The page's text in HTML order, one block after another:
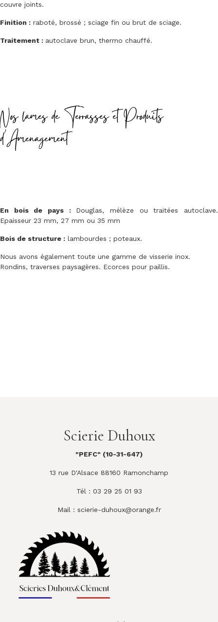
couvre joints.
Finition : raboté, brossé ; sciage fin ou brut de sciage.
Traitement : autoclave brun, thermo chauffé.
Nos lames de Terrasses et Produits
d'Amenagement
En bois de pays : Douglas, mélèze ou traitées autoclave.
Epaisseur 23 mm, 27 mm ou 35 mm
Bois de structure : lambourdes ; poteaux.
Nous avons également toute une gamme de visserie inox.
Rondins, traverses paysagères. Ecorces pour paillis.
Scierie Duhoux
"PEFC" (10-31-647)
13 rue D'Alsace 88160 Ramonchamp
Tél : 03 29 25 01 93
Mail : scierie-duhoux@orange.fr